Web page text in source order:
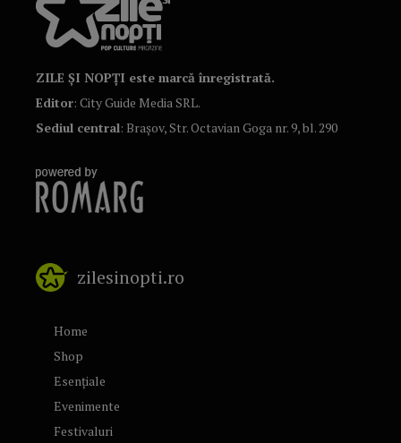
ZILE ȘI NOPȚI este marcă înregistrată.
Editor: City Guide Media SRL.
Sediul central: Brașov, Str. Octavian Goga nr. 9, bl. 290
zilesinopti.ro
Home
Shop
Esențiale
Evenimente
Festivaluri